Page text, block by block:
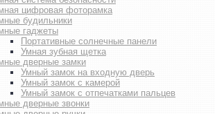
цифровая фоторамка
будильники
гаджеты
Портативные солнечные панели
Умная зубная щетка
дверные замки
Умный замок на входную дверь
Умный замок с камерой
Умный замок с отпечатками пальцев
дверные звонки